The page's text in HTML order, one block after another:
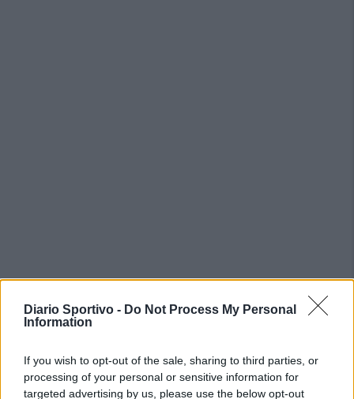
Diario Sportivo - Do Not Process My Personal
Information
If you wish to opt-out of the sale, sharing to third parties, or
processing of your personal or sensitive information for
targeted advertising by us, please use the below opt-out
PIÙ LETTI OGGI
L'Ossese si prepara all'esordio in D: Forzati,
Cabrera, Tesio, Limongelli, Bolzicco e tanti